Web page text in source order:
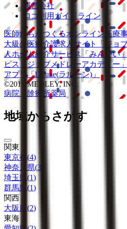
運営会社
ロゴ利用ガイドライン
医師たちがつくるオンライン医療
大級の医療介護求人サイト 「ジョ
人ホーム紹介サービス
「みんかい」
ビス
「ジョブメドレーアカデミー」
アプリ「Lalune(ラルーン)」
©2016 MEDLEY, INC.
病院・診療所薬局
地域からさがす
関東
東京都(4)
神奈川県(3
埼玉県 (1)
群馬県 (1)
関西
大阪府 (2)
東海